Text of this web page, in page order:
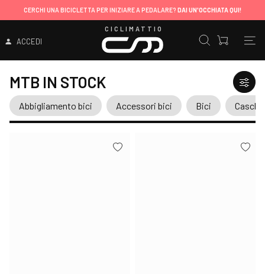
CERCHI UNA BICICLETTA PER INIZIARE A PEDALARE? DAI UN'OCCHIATA QUI!
ACCEDI
CICLIMATTIO
MTB IN STOCK
Abbigliamento bici Accessori bici Bici Caschi